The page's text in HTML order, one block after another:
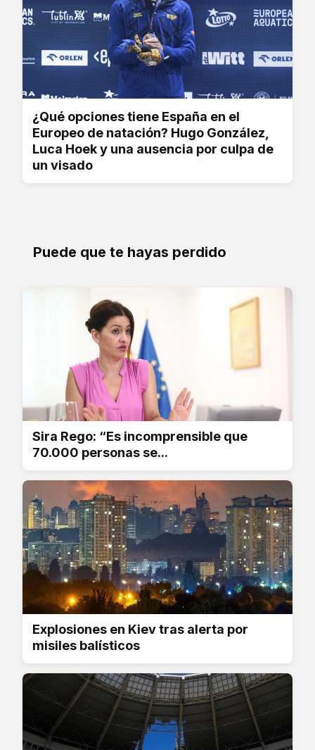
¿Qué opciones tiene España en el
Europeo de natación? Hugo González,
Luca Hoek y una ausencia por culpa de
un visado
Puede que te hayas perdido
Sira Rego: “Es incomprensible que
70.000 personas se...
Explosiones en Kiev tras alerta por
misiles balísticos